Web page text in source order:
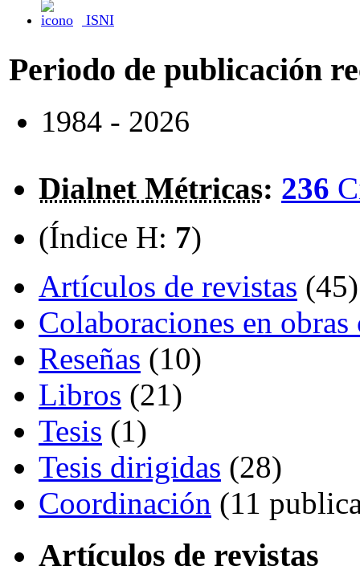
ISNI
Periodo de publicación
1984 - 2026
Dialnet Métricas: 236
(Índice H: 7)
Artículos de revistas (45)
Colaboraciones en
Reseñas (10)
Libros (21)
Tesis (1)
Tesis dirigidas (28)
Coordinación (11
Artículos de revistas